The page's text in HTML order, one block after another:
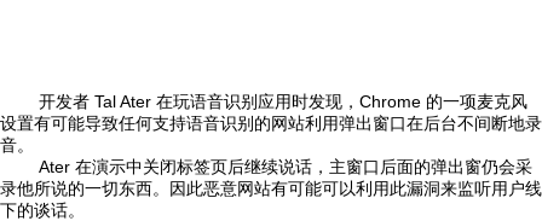
开发者 Tal Ater 在玩语音识别应用时发现，Chrome 的一项麦克风
设置有可能导致任何支持语音识别的网站利用弹出窗口在后台不间断地录
音。
Ater 在演示中关闭标签页后继续说话，主窗口后面的弹出窗仍会采
录他所说的一切东西。因此恶意网站有可能可以利用此漏洞来监听用户线
下的谈话。